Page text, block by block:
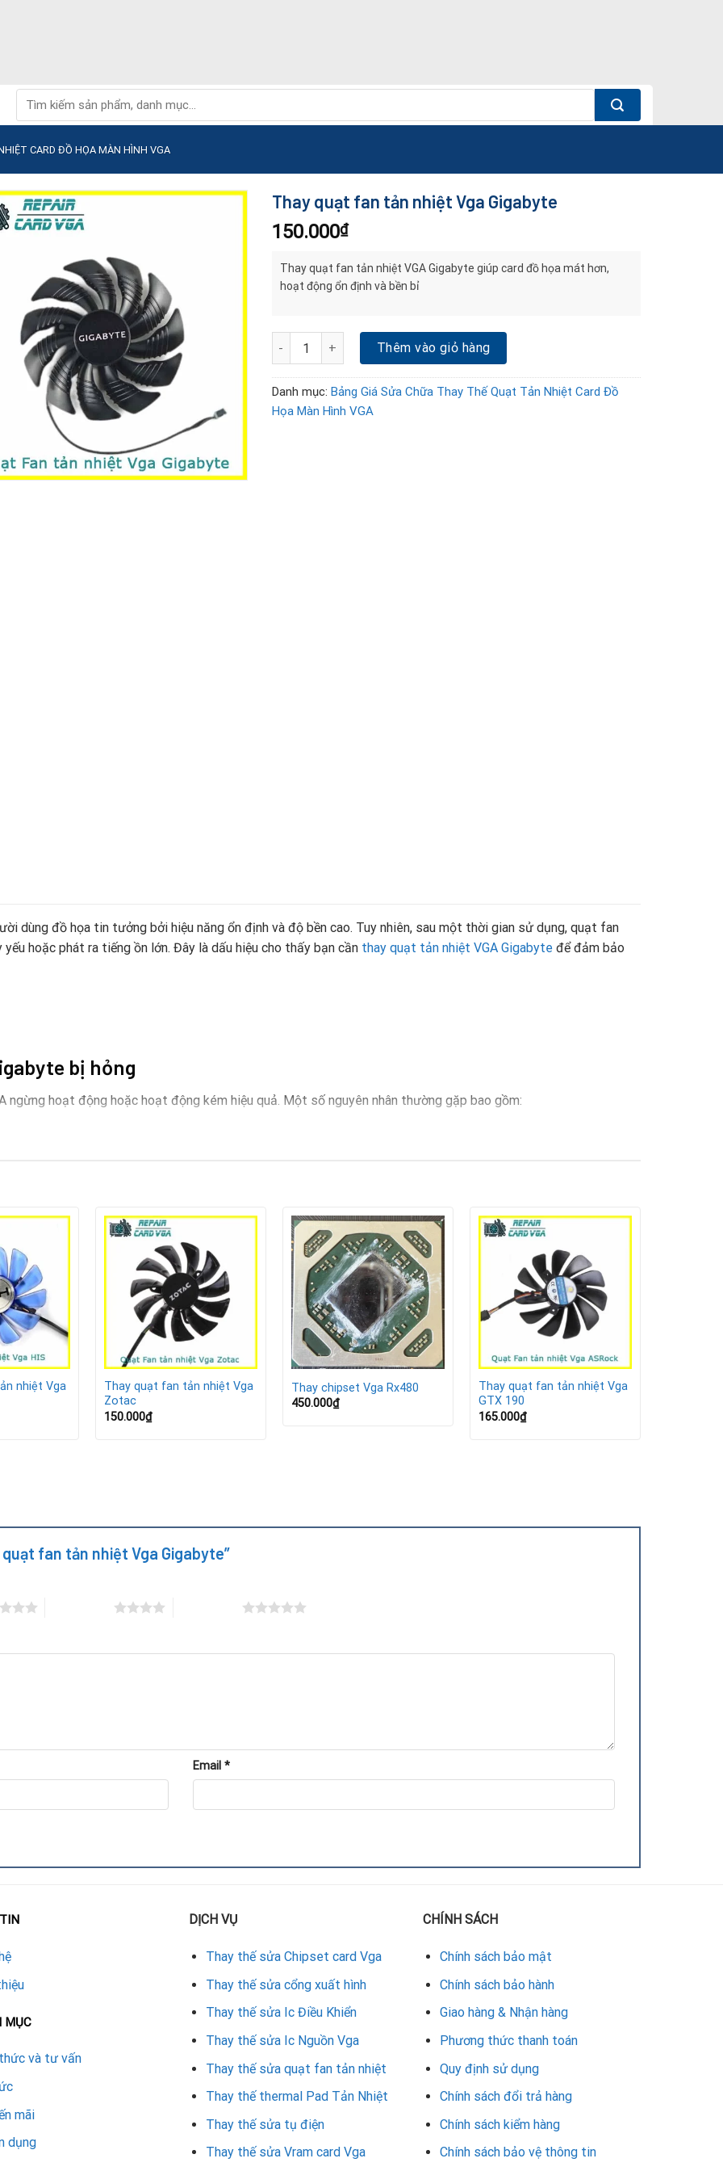
kiếm:
CARD ĐỒ HỌA MÀN HÌNH VGA
Thay quạt fan tản nhiệt Vga Gigabyte
150.000₫
Thay quạt fan tản nhiệt VGA Gigabyte giúp card đồ họa mát hơn,
hoạt động ổn định và bền bỉ
Thay quạt fan tản nhiệt Vga Gigabyte số lượng
Thêm vào giỏ hàng
Danh mục: Bảng Giá Sửa Chữa Thay Thế Quạt Tản Nhiệt Card Đồ
Họa Màn Hình VGA
dùng đồ họa tin tưởng bởi hiệu năng ổn định và độ bền cao. Tuy nhiên, sau một thời gian sử dụng, quạt fan
hoặc phát ra tiếng ồn lớn. Đây là dấu hiệu cho thấy bạn cần thay quạt tản nhiệt VGA Gigabyte để đảm bảo
bị hỏng
ngừng hoạt động hoặc hoạt động kém hiệu quả. Một số nguyên nhân thường gặp bao gồm:
dài
kịp thời
nhiệt bị hỏng, máy tính của bạn có thể gặp nhiều vấn đề nghiêm trọng:
thọ
chơi game, render
quạt fan tản nhiệt VGA Gigabyte
dòng card, loại quạt và tình trạng linh kiện. Dưới đây là mức giá tham khảo:
nhiệt Vga
Thay quạt fan tản nhiệt Vga
Zotac
150.000₫
Thay chipset Vga Rx480
450.000₫
Thay quạt fan tản nhiệt Vga
GTX 190
165.000₫
fan tản nhiệt Vga Gigabyte”
Email *
MỤC
và tư vấn
mãi
dụng
DỊCH VỤ
Thay thế sửa Chipset card Vga
Thay thế sửa cổng xuất hình
Thay thế sửa Ic Điều Khiển
Thay thế sửa Ic Nguồn Vga
Thay thế sửa quạt fan tản nhiệt
Thay thế thermal Pad Tản Nhiệt
Thay thế sửa tụ điện
Thay thế sửa Vram card Vga
CHÍNH SÁCH
Chính sách bảo mật
Chính sách bảo hành
Giao hàng & Nhận hàng
Phương thức thanh toán
Quy định sử dụng
Chính sách đổi trả hàng
Chính sách kiểm hàng
Chính sách bảo vệ thông tin